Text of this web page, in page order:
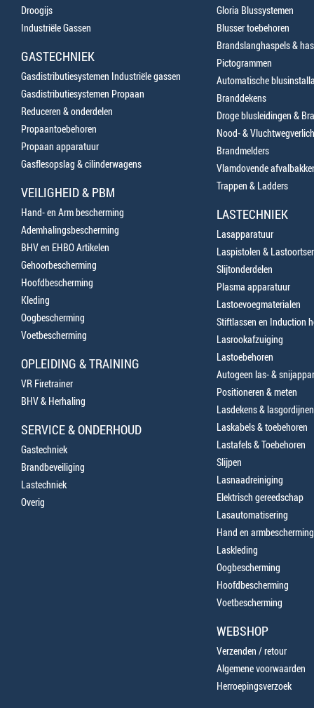
Droogijs
Industriële Gassen
GASTECHNIEK
Gasdistributiesystemen Industriële gassen
Gasdistributiesystemen Propaan
Reduceren & onderdelen
Propaantoebehoren
Propaan apparatuur
Gasflesopslag & cilinderwagens
VEILIGHEID & PBM
Hand- en Arm bescherming
Ademhalingsbescherming
BHV en EHBO Artikelen
Gehoorbescherming
Hoofdbescherming
Kleding
Oogbescherming
Voetbescherming
OPLEIDING & TRAINING
VR Firetrainer
BHV & Herhaling
SERVICE & ONDERHOUD
Gastechniek
Brandbeveiliging
Lastechniek
Overig
Gloria Blussystemen
Blusser toebehoren
Brandslanghaspels &
Pictogrammen
Automatische
Branddekens
Droge blusleidingen &
Nood- &
Brandmelders
Vlamdovende
Trappen & Ladders
LASTECHNIEK
Lasapparatuur
Laspistolen &
Slijtonderdelen
Plasma apparatuur
Lastoevoegmaterialen
Stiftlassen en Induction
Lasrookafzuiging
Lastoebehoren
Autogeen las- &
Positioneren & meten
Lasdekens & lasgordijnen
Laskabels & toebehoren
Lastafels & Toebehoren
Slijpen
Lasnaadreiniging
Elektrisch gereedschap
Lasautomatisering
Hand en armbescherming
Laskleding
Oogbescherming
Hoofdbescherming
Voetbescherming
WEBSHOP
Verzenden / retour
Algemene voorwaarden
Herroepingsverzoek